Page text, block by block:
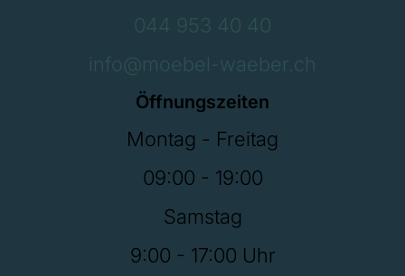
044 953 40 40
info@moebel-waeber.ch
Öffnungszeiten
Montag - Freitag
09:00 - 19:00
Samstag
9:00 - 17:00 Uhr